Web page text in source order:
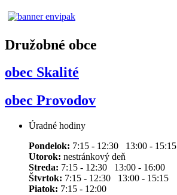
Družobné obce
obec Skalité
obec Provodov
Úradné hodiny
Pondelok: 7:15 - 12:30 13:00 - 15:15
Utorok: nestránkový deň
Streda: 7:15 - 12:30 13:00 - 16:00
Štvrtok: 7:15 - 12:30 13:00 - 15:15
Piatok: 7:15 - 12:00